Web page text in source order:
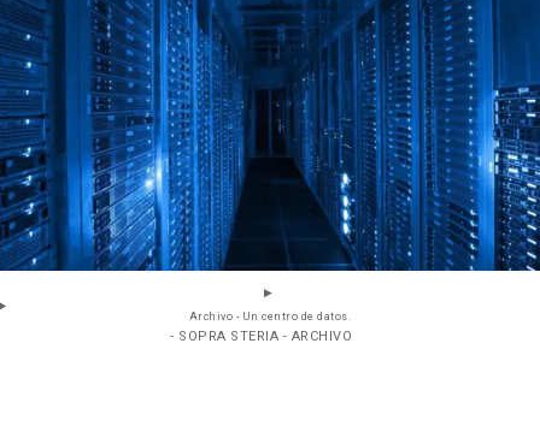
Archivo - Un centro de datos.
- SOPRA STERIA - ARCHIVO